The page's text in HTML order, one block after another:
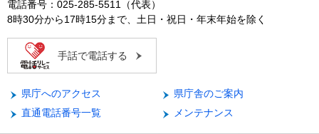
電話番号：025-285-5511（代表）
8時30分から17時15分まで、土日・祝日・年末年始を除く
手話で電話する
県庁へのアクセス
県庁舎のご案内
直通電話番号一覧
メンテナンス